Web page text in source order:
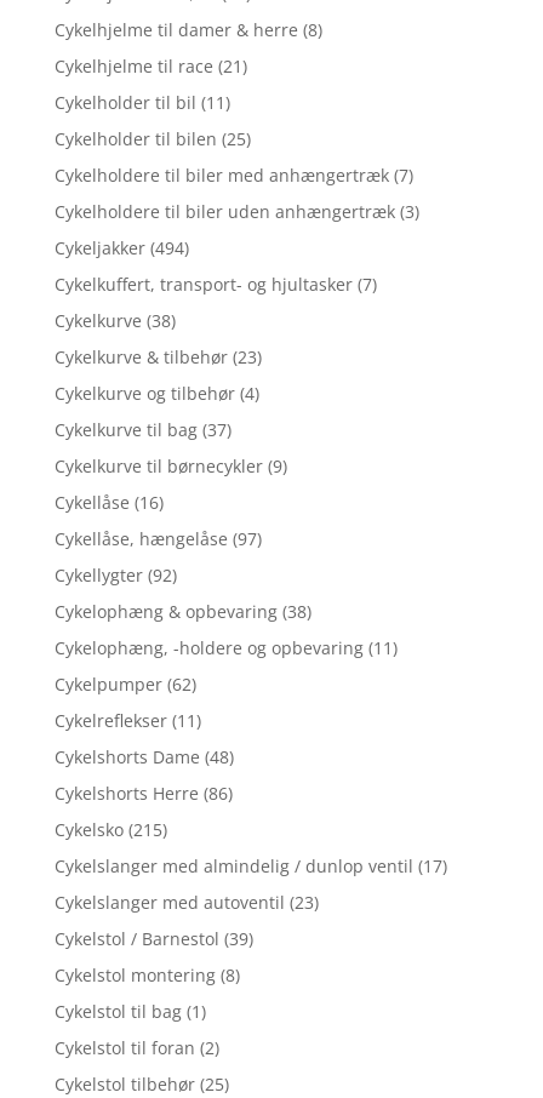
Cykelhjelme til damer & herre (8)
Cykelhjelme til race (21)
Cykelholder til bil (11)
Cykelholder til bilen (25)
Cykelholdere til biler med anhængertræk (7)
Cykelholdere til biler uden anhængertræk (3)
Cykeljakker (494)
Cykelkuffert, transport- og hjultasker (7)
Cykelkurve (38)
Cykelkurve & tilbehør (23)
Cykelkurve og tilbehør (4)
Cykelkurve til bag (37)
Cykelkurve til børnecykler (9)
Cykellåse (16)
Cykellåse, hængelåse (97)
Cykellygter (92)
Cykelophæng & opbevaring (38)
Cykelophæng, -holdere og opbevaring (11)
Cykelpumper (62)
Cykelreflekser (11)
Cykelshorts Dame (48)
Cykelshorts Herre (86)
Cykelsko (215)
Cykelslanger med almindelig / dunlop ventil (17)
Cykelslanger med autoventil (23)
Cykelstol / Barnestol (39)
Cykelstol montering (8)
Cykelstol til bag (1)
Cykelstol til foran (2)
Cykelstol tilbehør (25)